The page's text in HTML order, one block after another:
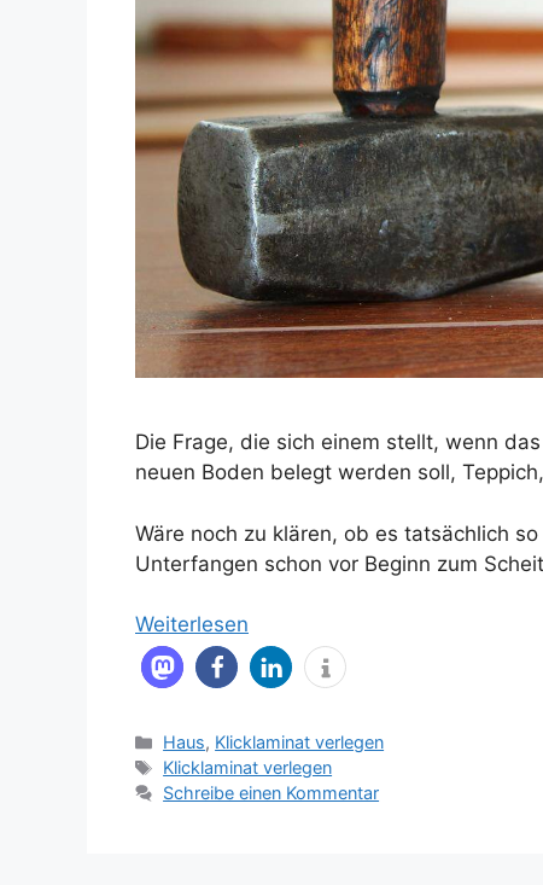
Die Frage, die sich einem stellt, wenn
neuen Boden belegt werden soll,
Wäre noch zu klären, ob es tatsächlich
Unterfangen schon vor Beginn zum
Weiterlesen
Kategorien
Haus, Klicklaminat verlegen
Schlagwörter
Klicklaminat verlegen
Schreibe einen Kommentar